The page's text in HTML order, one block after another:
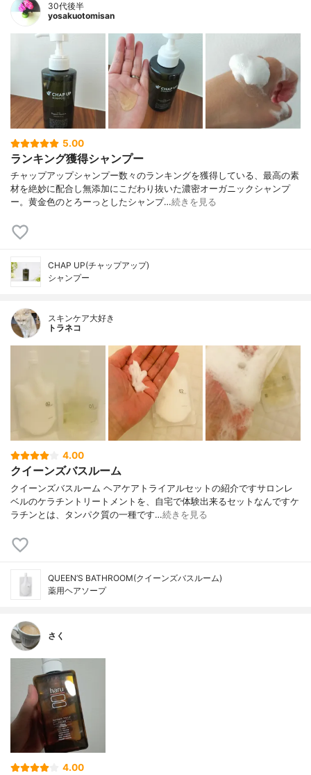
30代後半
yosakuotomisan
5.00
ランキング獲得シャンプー
チャップアップシャンプー数々のランキングを獲得している、最高の素
材を絶妙に配合し無添加にこだわり抜いた濃密オーガニックシャンプ
ー。黄金色のとろーっとしたシャンプ…続きを見る
CHAP UP(チャップアップ)
シャンプー
スキンケア大好き
トラネコ
4.00
クイーンズバスルーム
クイーンズバスルーム ヘアケアトライアルセットの紹介ですサロンレ
ベルのケラチントリートメントを、自宅で体験出来るセットなんですケ
ラチンとは、タンパク質の一種です…続きを見る
QUEEN’S BATHROOM(クイーンズバスルーム)
薬用ヘアソープ
さく
4.00